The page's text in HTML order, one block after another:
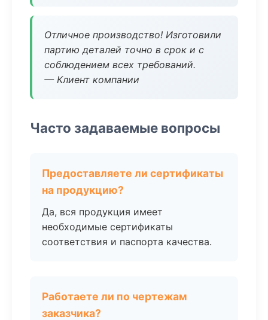
Отличное производство! Изготовили
партию деталей точно в срок и с
соблюдением всех требований.
— Клиент компании
Часто задаваемые вопросы
Предоставляете ли сертификаты
на продукцию?
Да, вся продукция имеет
необходимые сертификаты
соответствия и паспорта качества.
Работаете ли по чертежам
заказчика?